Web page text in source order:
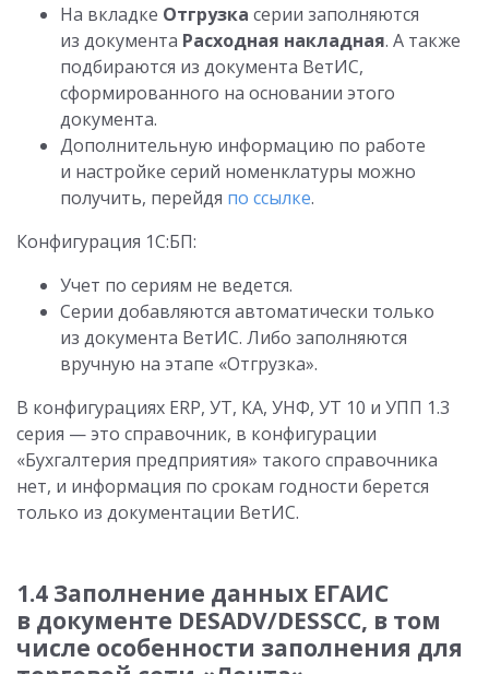
На вкладке Отгрузка серии заполняются
из документа Расходная накладная. А также
подбираются из документа ВетИС,
сформированного на основании этого
документа.
Дополнительную информацию по работе
и настройке серий номенклатуры можно
получить, перейдя по ссылке.
Конфигурация 1С:БП:
Учет по сериям не ведется.
Серии добавляются автоматически только
из документа ВетИС. Либо заполняются
вручную на этапе «Отгрузка».
В конфигурациях ERP, УТ, КА, УНФ, УТ 10 и УПП 1.3
серия — это справочник, в конфигурации
«Бухгалтерия предприятия» такого справочника
нет, и информация по срокам годности берется
только из документации ВетИС.
1.4 Заполнение данных ЕГАИС
в документе DESADV/DESSCC, в том
числе особенности заполнения для